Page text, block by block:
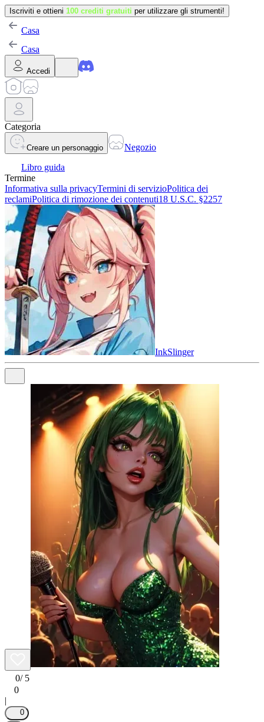
Iscriviti e ottieni 100 crediti gratuiti per utilizzare gli strumenti!
Casa
Casa
Accedi
Categoria
Creare un personaggio
Negozio
Libro guida
Termine
Informativa sulla privacyTermini di servizioPolitica dei
reclamiPolitica di rimozione dei contenuti18 U.S.C. §2257
InkSlinger
0/ 5
0
|
0